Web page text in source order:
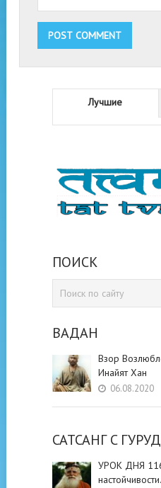
Лучшие
ПОИСК
ВАДАН
Взор
Инайят Хан
06.08.2020
САТСАНГ C
УРОК ДНЯ
настойчивости.